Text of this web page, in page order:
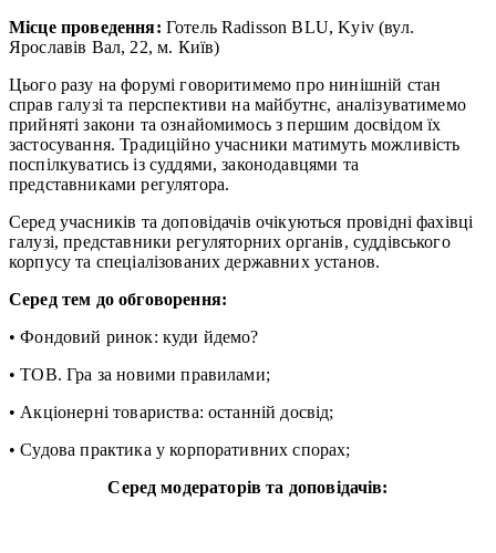
Місце проведення: Готель Radisson BLU, Kyiv (вул.
Ярославів Вал, 22, м. Київ)
Цього разу на форумі говоритимемо про нинішній стан
справ галузі та перспективи на майбутнє, аналізуватимемо
прийняті закони та ознайомимось з першим досвідом їх
застосування. Традиційно учасники матимуть можливість
поспілкуватись із суддями, законодавцями та
представниками регулятора.
Серед учасників та доповідачів очікуються провідні фахівці
галузі, представники регуляторних органів, суддівського
корпусу та спеціалізованих державних установ.
Серед тем до обговорення:
• Фондовий ринок: куди йдемо?
• ТОВ. Гра за новими правилами;
• Акціонерні товариства: останній досвід;
• Судова практика у корпоративних спорах;
Серед модераторів та доповідачів: